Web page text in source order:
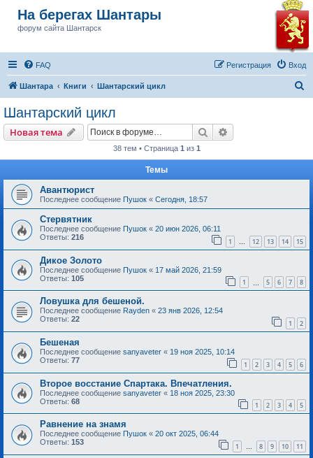
На берегах Шантары
форум сайта Шантарск
FAQ Вход
Регистрация
Шантара Книги Шантарский цикл
Шантарский цикл
Новая тема Поиск
38 тем • Страница 1 из 1
Темы
Авантюрист
Последнее сообщение Пушок « Сегодня, 18:57
Стервятник
Последнее сообщение Пушок « 20 июн 2026, 06:11
Ответы: 216 1 … 12 13 14 15
Дикое Золото
Последнее сообщение Пушок « 17 май 2026, 21:59
Ответы: 105 1 5 6 7 8
Ловушка для бешеной.
Последнее сообщение Rayden « 23 янв 2026, 12:54
Ответы: 22 1 2
Бешеная
Последнее сообщение sanyaveter « 19 ноя 2025, 10:14
Ответы: 77 1 2 3 4 5 6
Второе восстание Спартака. Впечатления.
Последнее сообщение sanyaveter « 18 ноя 2025, 23:30
Ответы: 68 1 2 3 4 5
Равнение на знамя
Последнее сообщение Пушок « 20 окт 2025, 06:44
Ответы: 153 1 … 8 9 10 11